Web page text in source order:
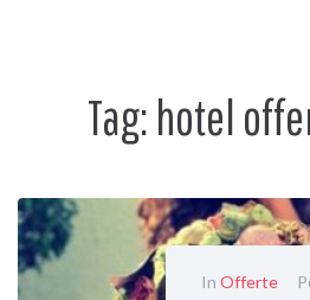
Tag: hotel
InOfferte